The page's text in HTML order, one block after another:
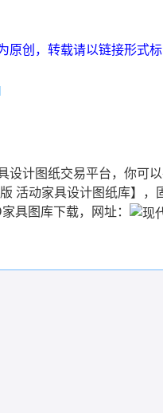
原创，转载请以链接形式
设计图纸交易平台，你可
活动家具设计图纸库】，
具图库下载，网址：